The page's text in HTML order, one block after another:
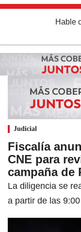
Hable
Judicial
Fiscalía
CNE para
campaña de
La diligencia se
a partir de las